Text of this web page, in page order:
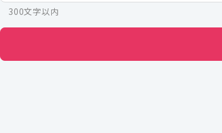
300文字以内